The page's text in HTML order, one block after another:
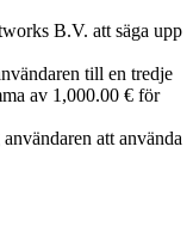
B.V. att säga upp
till en tredje
av 1,000.00 € för
att använda